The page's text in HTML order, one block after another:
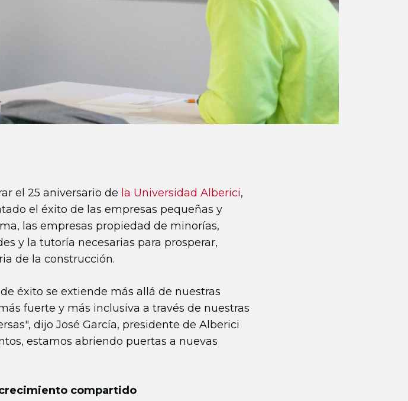
el 25 aniversario de la Universidad Alberici,
el éxito de las empresas pequeñas y
las empresas propiedad de minorías,
y la tutoría necesarias para prosperar,
de la construcción.
éxito se extiende más allá de nuestras
fuerte y más inclusiva a través de nuestras
dijo José García, presidente de Alberici
estamos abriendo puertas a nuevas
compartido